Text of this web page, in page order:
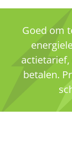
Goed om
betalen.